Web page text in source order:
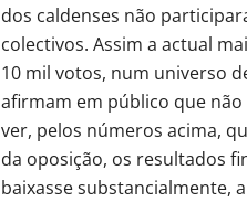
dos caldenses não
colectivos. Assim a actual
10 mil votos, num universo
afirmam em público que não
ver, pelos números acima,
da oposição, os resultados
baixasse substancialmente,